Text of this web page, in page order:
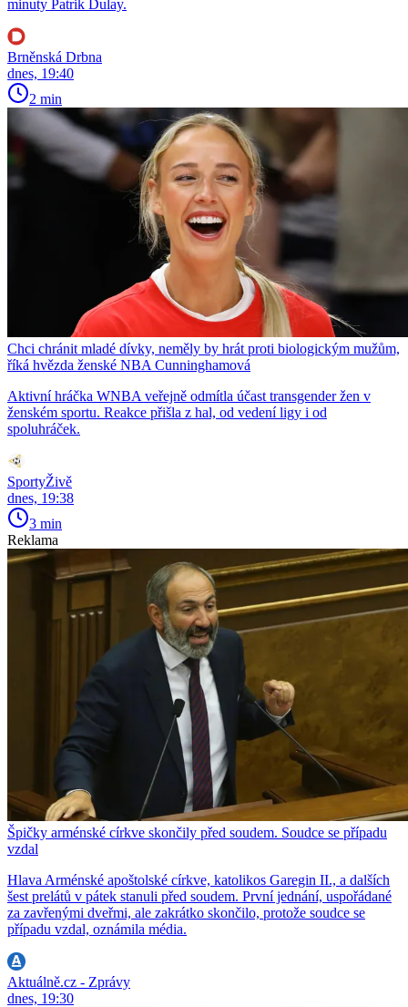
minuty Patrik Dulay.
Brněnská Drbna
dnes, 19:40
2 min
Chci chránit mladé dívky, neměly by hrát proti biologickým mužům,
říká hvězda ženské NBA Cunninghamová
Aktivní hráčka WNBA veřejně odmítla účast transgender žen v
ženském sportu. Reakce přišla z hal, od vedení ligy i od
spoluhráček.
SportyŽivě
dnes, 19:38
3 min
Reklama
Špičky arménské církve skončily před soudem. Soudce se případu
vzdal
Hlava Arménské apoštolské církve, katolikos Garegin II., a dalších
šest prelátů v pátek stanuli před soudem. První jednání, uspořádané
za zavřenými dveřmi, ale zakrátko skončilo, protože soudce se
případu vzdal, oznámila média.
Aktuálně.cz - Zprávy
dnes, 19:30